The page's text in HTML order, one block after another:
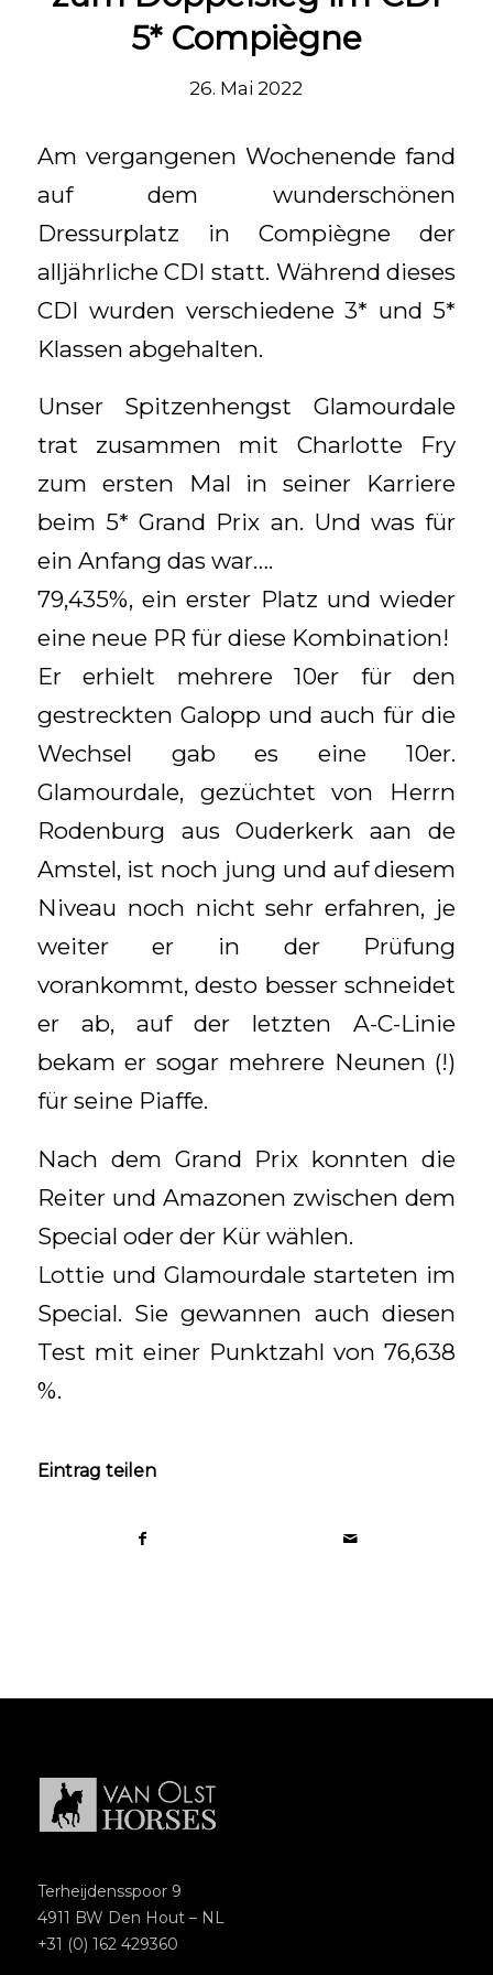
5* Compiègne
26. Mai 2022
Am vergangenen Wochenende fand
auf dem wunderschönen
Dressurplatz in Compiègne der
alljährliche CDI statt. Während dieses
CDI wurden verschiedene 3* und 5*
Klassen abgehalten.
Unser Spitzenhengst Glamourdale
trat zusammen mit Charlotte Fry
zum ersten Mal in seiner Karriere
beim 5* Grand Prix an. Und was für
ein Anfang das war….
79,435%, ein erster Platz und wieder
eine neue PR für diese Kombination!
Er erhielt mehrere 10er für den
gestreckten Galopp und auch für die
Wechsel gab es eine 10er.
Glamourdale, gezüchtet von Herrn
Rodenburg aus Ouderkerk aan de
Amstel, ist noch jung und auf diesem
Niveau noch nicht sehr erfahren, je
weiter er in der Prüfung
vorankommt, desto besser schneidet
er ab, auf der letzten A-C-Linie
bekam er sogar mehrere Neunen (!)
für seine Piaffe.
Nach dem Grand Prix konnten die
Reiter und Amazonen zwischen dem
Special oder der Kür wählen.
Lottie und Glamourdale starteten im
Special. Sie gewannen auch diesen
Test mit einer Punktzahl von 76,638
%.
Eintrag teilen
Terheijdensspoor 9
4911 BW Den Hout – NL
+31 (0) 162 429360